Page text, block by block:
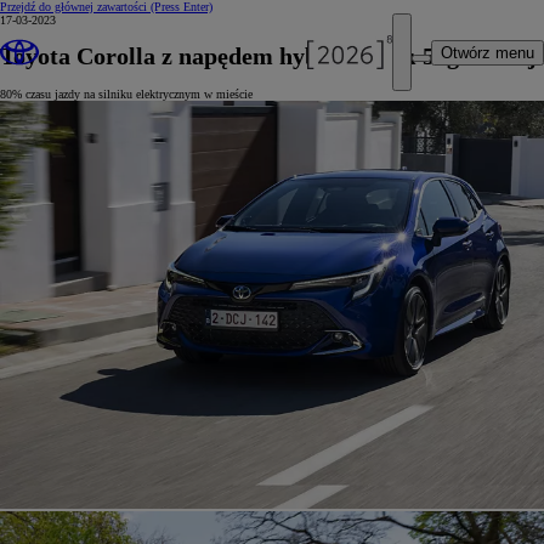
Przejdź do głównej zawartości (Press Enter)
Otwórz menu
17-03-2023
Toyota Corolla z napędem hybrydowym 5. generacji
80% czasu jazdy na silniku elektrycznym w mieście